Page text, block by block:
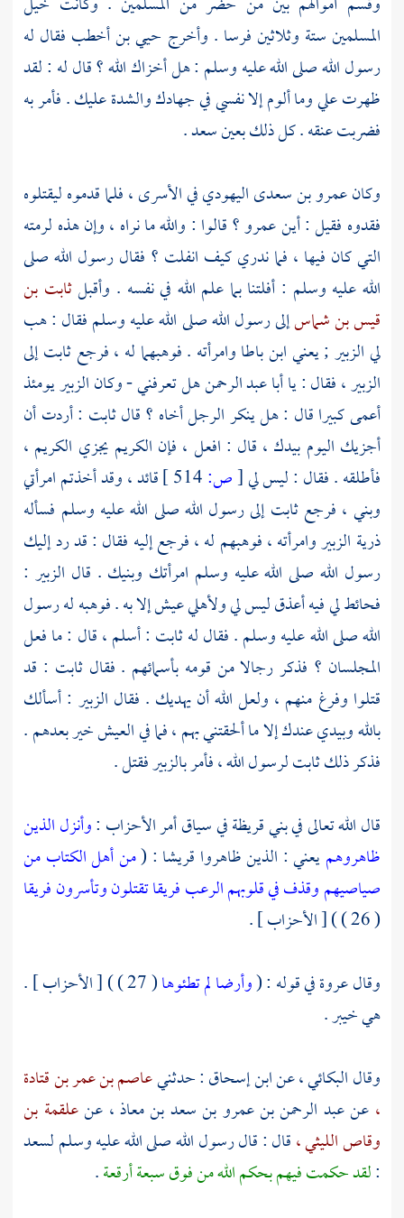
المسلمين ستة وثلاثين فرسا . وأخرج حيي بن أخطب فقال له
رسول الله صلى الله عليه وسلم : هل أخزاك الله ؟ قال له : لقد
ظهرت علي وما ألوم إلا نفسي في جهادك والشدة عليك . فأمر به
فضربت عنقه . كل ذلك بعينسعد.
وكانعمرو بن سعدىاليهودي في الأسرى ، فلما قدموه ليقتلوه
فقدوه فقيل : أينعمرو ؟قالوا : والله ما نراه ، وإن هذه لرمته
التي كان فيها ، فما ندري كيف انفلت ؟ فقال رسول الله صلى
الله عليه وسلم : أفلتنا بما علم الله في نفسه . وأقبلثابت بن
قيس بن شماسإلى رسول الله صلى الله عليه وسلم فقال : هب
ليالزبير ;يعنيابن باطاوامرأته . فوهبهما له ، فرجعثابتإلى
الزبير ،فقال : ياأبا عبد الرحمنهل تعرفني - وكانالزبيريومئذ
أعمى كبيرا قال : هل ينكر الرجل أخاه ؟ قالثابت : أردت أن
أجزيك اليوم بيدك ، قال : افعل ، فإن الكريم يجزي الكريم ،
فأطلقه . فقال : ليس لي[ص:
قائد ، وقد أخذتم امرأتي
وبني ، فرجعثابتإلى رسول الله صلى الله عليه وسلم فسأله
ذرية الزبيروامرأته ، فوهبهم له ، فرجع إليه فقال : قد رد إليك
رسول الله صلى الله عليه وسلم امرأتك وبنيك . قال الزبير :
فحائط لي فيه أعذق ليس لي ولأهلي عيش إلا به . فوهبه له رسول
الله صلى الله عليه وسلم . فقال لهثابت : أسلم ، قال : ما فعل
المجلسان ؟ فذكر رجالا من قومه بأسمائهم . فقالثابت : قد
قتلوا وفرغ منهم ، ولعل الله أن يهديك . فقال الزبير : أسألك
بالله وبيدي عندك إلا ما ألحقتني بهم ، فما في العيش خير بعدهم .
فذكر ذلكثابتلرسول الله ، فأمربالزبيرفقتل .
قال الله تعالى فيبني قريظةفي سياق أمر الأحزاب :وأنزل الذين
ظاهروهميعني : الذين ظاهروا قريشا : (من أهل الكتاب من
صياصيهم وقذف في قلوبهم الرعب فريقا تقتلون وتأسرون فريقا
( 26 ) ) [ الأحزاب ] .
وقالعروةفي قوله : (وأرضا لم تطئوها
( 27 ) ) [ الأحزاب ] .
هيخيبر.
وقالالبكائي ،عنابن إسحاق: حدثنيعاصم بن عمر بن قتادة
، عنعبد الرحمن بن عمرو بن سعد بن معاذ ، عنعلقمة بن
وقاص الليثي ،قال : قال رسول الله صلى الله عليه وسلملسعد
:لقد حكمت فيهم بحكم الله من فوق سبعة أرقعة.